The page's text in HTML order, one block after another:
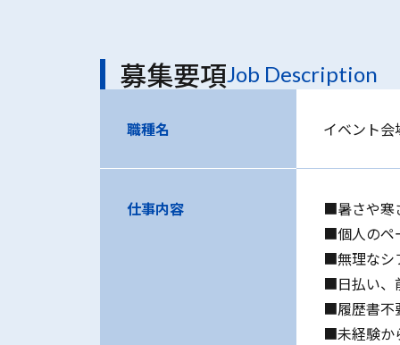
募集要項Job Description
職種名 イベント
仕事内容
■暑さや寒
■個人のペ
■無理なシ
■日払い、
■履歴書不
■未経験か